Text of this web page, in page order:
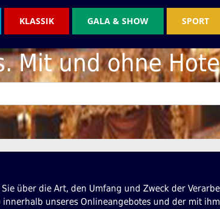
KLASSIK GALA & SHOW SPORT
Mit und ohne
über die Art, den Umfang und Zweck der
innerhalb unseres Onlineangebotes und der mit